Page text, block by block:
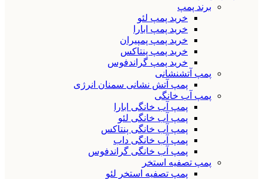
برند پمپ
خرید پمپ لئو
خرید پمپ ابارا
خرید پمپ پمپیران
خرید پمپ پنتاکس
خرید پمپ گراندفوس
پمپ آتشنشانی
پمپ آتش نشانی سمنان انرژی
پمپ آب خانگی
پمپ آب خانگی ابارا
پمپ آب خانگی لئو
پمپ آب خانگی پنتاکس
پمپ آب خانگی داب
پمپ آب خانگی گراندفوس
پمپ تصفیه استخر
پمپ تصفیه استخر لئو